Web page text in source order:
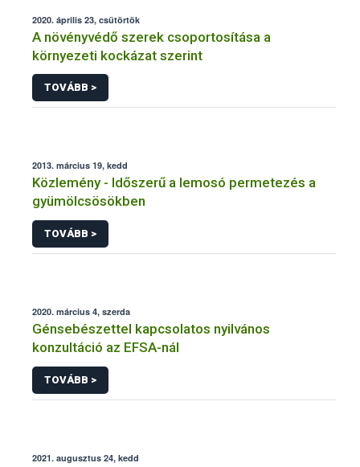
2020. április 23, csütörtök
A növényvédő szerek csoportosítása a
környezeti kockázat szerint
TOVÁBB >
2013. március 19, kedd
Közlemény - Időszerű a lemosó permetezés a
gyümölcsösökben
TOVÁBB >
2020. március 4, szerda
Génsebészettel kapcsolatos nyilvános
konzultáció az EFSA-nál
TOVÁBB >
2021. augusztus 24, kedd